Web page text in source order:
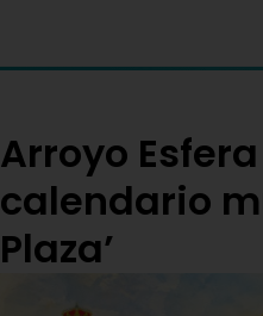
Arroyo
calendario
Plaza’